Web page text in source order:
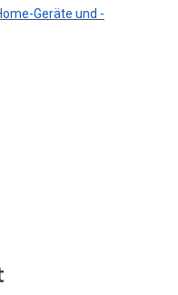
Geräte und -